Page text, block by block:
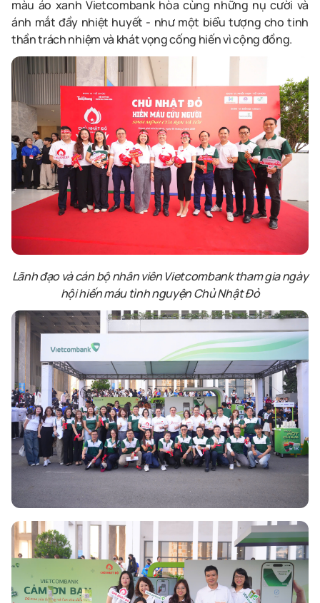
màu áo xanh Vietcombank hòa cùng những nụ cười và
ánh mắt đầy nhiệt huyết - như một biểu tượng cho tinh
thần trách nhiệm và khát vọng cống hiến vì cộng đồng.
Lãnh đạo vàcán bộ nhân viên Vietcombank tham giangày
hộihiến máu tình nguyện Chủ Nhật Đỏ